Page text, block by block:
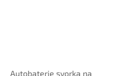
Autobaterie svorka na